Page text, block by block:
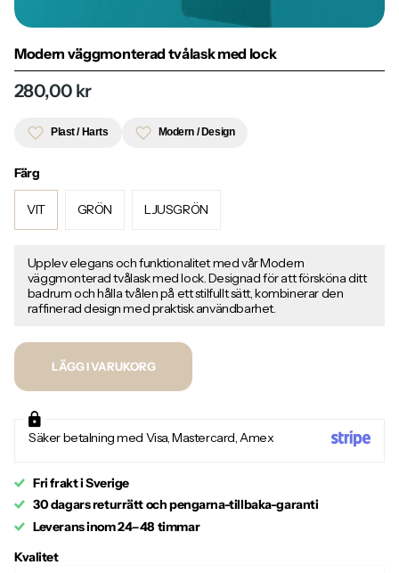
Modern väggmonterad tvålask med lock
280,00 kr
Plast / Harts Modern / Design
Färg
VIT GRÖN LJUSGRÖN
Upplev elegans och funktionalitet med vår Modern
väggmonterad tvålask med lock. Designad för att försköna ditt
badrum och hålla tvålen på ett stilfullt sätt, kombinerar den
raffinerad design med praktisk användbarhet.
LÄGG I VARUKORG
Säker betalning med Visa, Mastercard, Amex
Fri frakt i Sverige
30 dagars returrätt och pengarna-tillbaka-garanti
Leverans inom 24–48 timmar
Kvalitet